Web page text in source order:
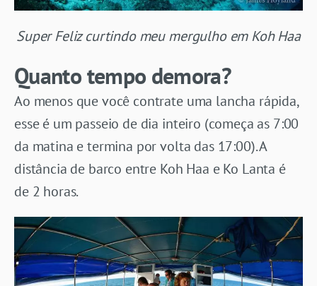
Super Feliz curtindo meu mergulho em Koh Haa
Quanto tempo demora?
Ao menos que você contrate uma lancha rápida,
esse é um passeio de dia inteiro (começa as 7:00
da matina e termina por volta das 17:00). A
distância de barco entre Koh Haa e Ko Lanta é
de 2 horas.